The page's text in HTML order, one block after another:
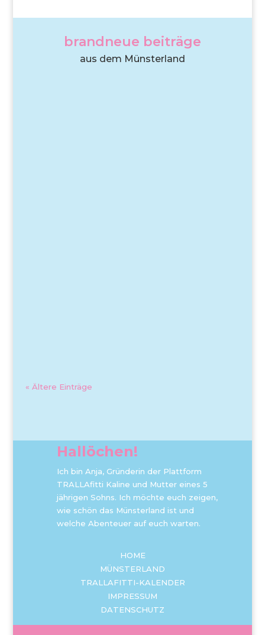
brandneue beiträge
aus dem Münsterland
« Ältere Einträge
Hallöchen!
Ich bin Anja, Gründerin der Plattform
TRALLAfitti Kaline und Mutter eines 5
jährigen Sohns. Ich möchte euch zeigen,
wie schön das Münsterland ist und
welche Abenteuer auf euch warten.
HOME
MÜNSTERLAND
TRALLAFITTI-KALENDER
IMPRESSUM
DATENSCHUTZ